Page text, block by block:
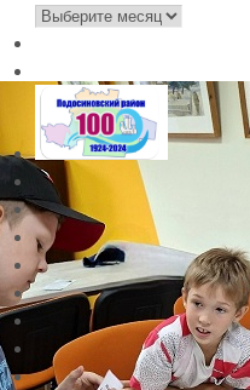
Архивы